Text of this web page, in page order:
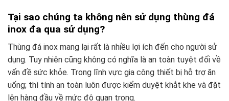
Tại sao chúng ta không nên sử dụng thùng đá
inox đa qua sử dụng?
Thùng đá inox mang lại rất là nhiều lợi ích đến cho người sử
dụng. Tuy nhiên cũng không có nghĩa là an toàn tuyệt đối về
vấn đề sức khỏe. Trong lĩnh vực gia công thiết bị hỗ trợ ăn
uống; thì tính an toàn luôn được kiểm duyệt khắt khe và đặt
lên hàng đầu về mức độ quan trọng.